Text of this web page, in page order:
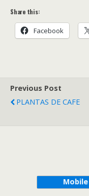
Share this:
Facebook
Previous Post
PLANTAS DE CAFE
Mobile